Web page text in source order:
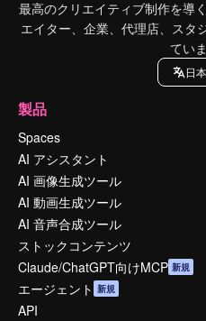
最高のクリエイティブ制作を導
エイター、企業、代理店、スタ
ていま
日
製品
Spaces
AI アシスタント
AI 画像生成ツール
AI 動画生成ツール
AI 音声合成ツール
ストックコンテンツ
Claude/ChatGPT向けMCP 新規
エージェント 新規
API